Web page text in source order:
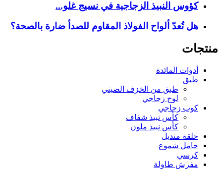
كؤوس النبيذ الزجاجية في نسيج غلو...
هل تُعدّ ألواح الفولاذ المقاوم للصدأ ضارة بالصحة؟
منتجات
أدوات المائدة
طبق
طبق من الخزف الصيني
لوح زجاجي
كوب زجاجي
كأس نبيذ شفاف
كأس نبيذ ملون
حلقة منديل
حامل شموع
كرسي
مفرش طاولة